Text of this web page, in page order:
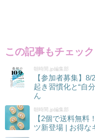
この記事もチェック
朝時間.jp編集部
【参加者募集】
起き習慣化と“自
ん
朝時間.jp編集部
【2個で送料無料
ツ新登場 | お得な